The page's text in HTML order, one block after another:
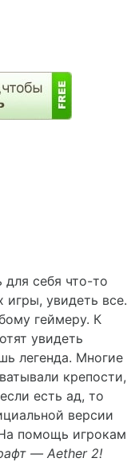
себя что-то
игры, увидеть все.
геймеру. К
увидеть
легенда. Многие
крепости,
есть ад, то
версии
помощь игрокам
— Aether 2!